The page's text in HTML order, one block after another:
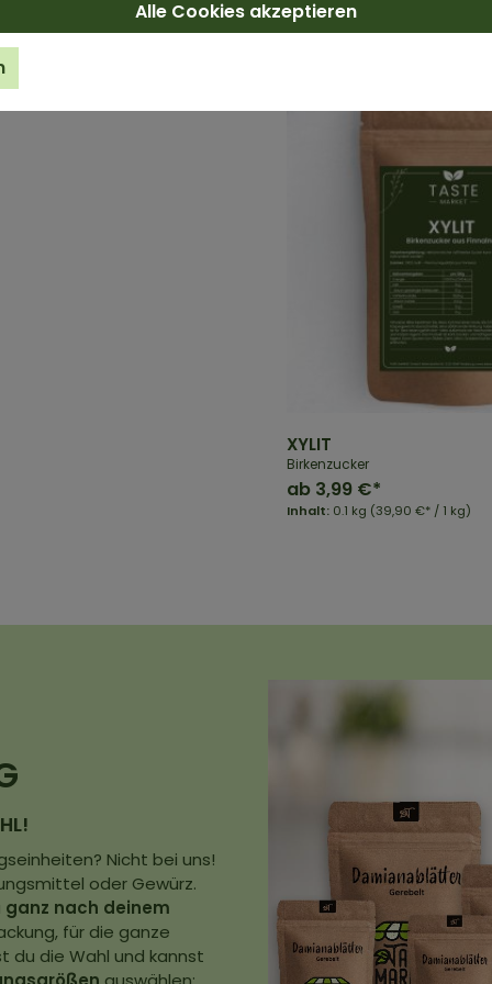
XYLIT
Birkenzucker
Inhalt: 0.1 kg (39,90 €* / 1 kg)
ab 3,99 €*
Nicht bei uns!
oder Gewürz.
ganz nach deinem
für die ganze
du die Wahl und kannst
Alle Cookies akzeptieren